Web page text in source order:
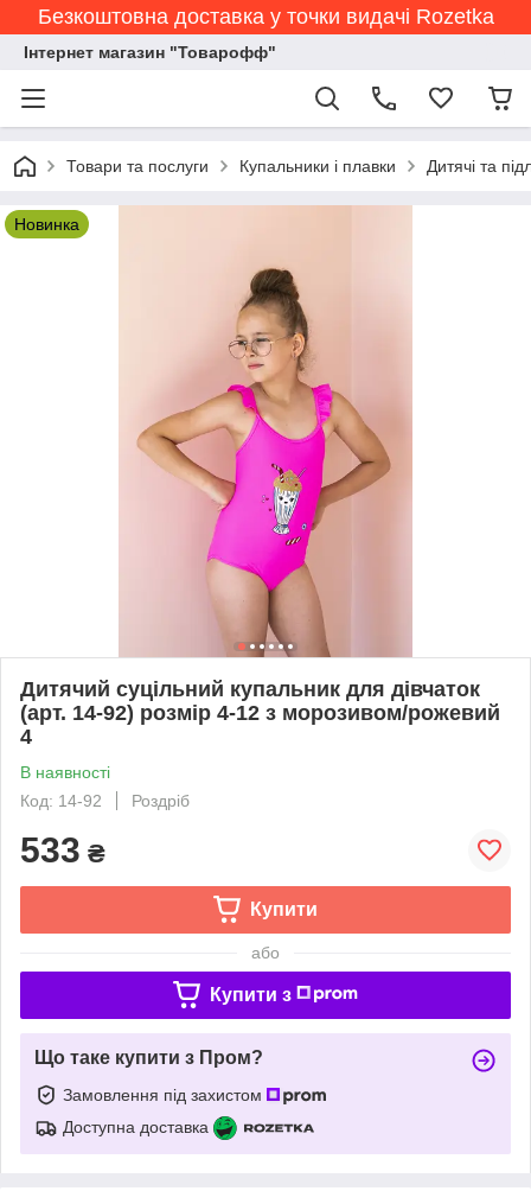
Безкоштовна доставка у точки видачі Rozetka
Інтернет магазин "Товарофф"
Товари та послуги Купальники і плавки Дитячі та
Новинка
Дитячий суцільний купальник для дівчаток
(арт. 14-92) розмір 4-12 з морозивом/рожевий
4
В наявності
Код: 14-92
Роздріб
533 ₴
Купити
або
Купити з
Що таке купити з Пром?
Замовлення під захистом
Доступна доставка